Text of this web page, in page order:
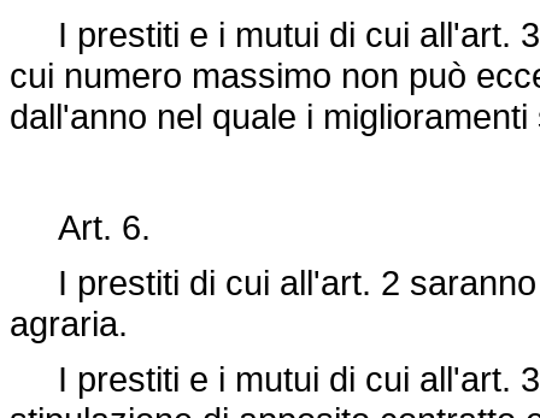
I prestiti e i mutui di cui all'art.
cui numero massimo non può
dall'anno nel quale i
Art. 6.
I prestiti di cui all'art. 2 saranno
agraria.
I prestiti e i mutui di cui all'art.